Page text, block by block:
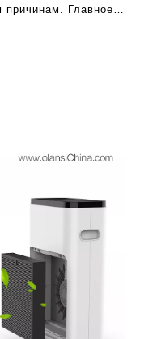
Главное,
ли